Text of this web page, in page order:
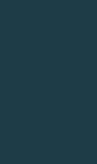
local e
casas,
ascendente
e
próprio